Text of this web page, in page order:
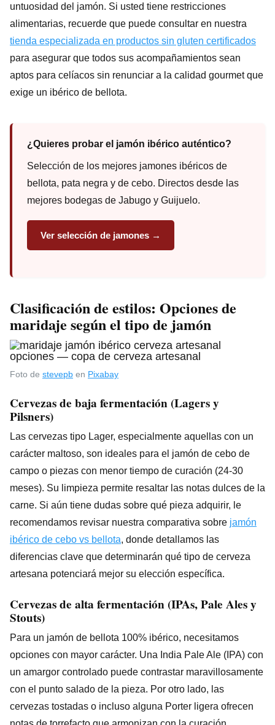
untuosidad del jamón. Si usted tiene restricciones
alimentarias, recuerde que puede consultar en nuestra
tienda especializada en productos sin gluten certificados
para asegurar que todos sus acompañamientos sean
aptos para celíacos sin renunciar a la calidad gourmet que
exige un ibérico de bellota.
¿Quieres probar el jamón ibérico auténtico?
Selección de los mejores jamones ibéricos de
bellota, pata negra y de cebo. Directos desde las
mejores bodegas de Jabugo y Guijuelo.
Ver selección de jamones →
Clasificación de estilos: Opciones de
maridaje según el tipo de jamón
Foto de stevepb en Pixabay
Cervezas de baja fermentación (Lagers y
Pilsners)
Las cervezas tipo Lager, especialmente aquellas con un
carácter maltoso, son ideales para el jamón de cebo de
campo o piezas con menor tiempo de curación (24-30
meses). Su limpieza permite resaltar las notas dulces de la
carne. Si aún tiene dudas sobre qué pieza adquirir, le
recomendamos revisar nuestra comparativa sobre jamón
ibérico de cebo vs bellota, donde detallamos las
diferencias clave que determinarán qué tipo de cerveza
artesana potenciará mejor su elección específica.
Cervezas de alta fermentación (IPAs, Pale Ales y
Stouts)
Para un jamón de bellota 100% ibérico, necesitamos
opciones con mayor carácter. Una India Pale Ale (IPA) con
un amargor controlado puede contrastar maravillosamente
con el punto salado de la pieza. Por otro lado, las
cervezas tostadas o incluso alguna Porter ligera ofrecen